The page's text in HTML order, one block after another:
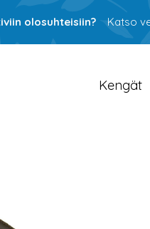
olosuhteisiin? Katso
Kengät